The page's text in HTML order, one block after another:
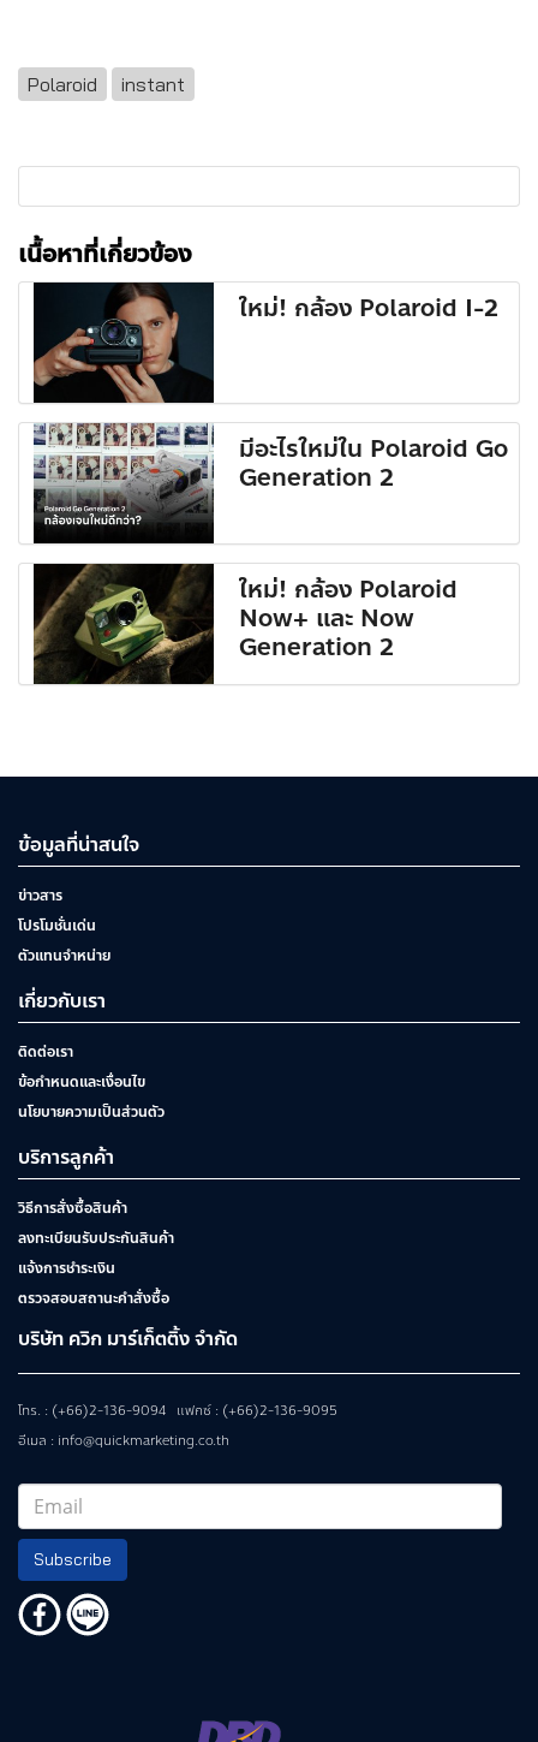
Polaroid instant
เนื้อหาที่เกี่ยวข้อง
ใหม่! กล้อง Polaroid I-2
มีอะไรใหม่ใน Polaroid Go
Generation 2
ใหม่! กล้อง Polaroid
Now+ และ Now
Generation 2
ข้อมูลที่น่าสนใจ
ข่าวสาร
โปรโมชั่นเด่น
ตัวแทนจำหน่าย
เกี่ยวกับเรา
ติดต่อเรา
ข้อกำหนดและเงื่อนไข
นโยบายความเป็นส่วนตัว
บริการลูกค้า
วิธีการสั่งซื้อสินค้า
ลงทะเบียนรับประกันสินค้า
แจ้งการชำระเงิน
ตรวจสอบสถานะคำสั่งซื้อ
บริษัท ควิก มาร์เก็ตติ้ง จำกัด
โทร. : (+66)2-136-9094 แฟกซ์ : (+66)2-136-9095
อีเมล : info@quickmarketing.co.th
Subscribe